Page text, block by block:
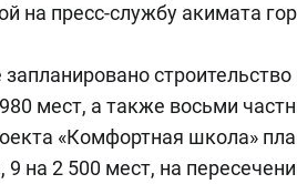
на пресс-службу акимата
мест, а также восьми
«Комфортная школа»
9 на 2 500 мест, на